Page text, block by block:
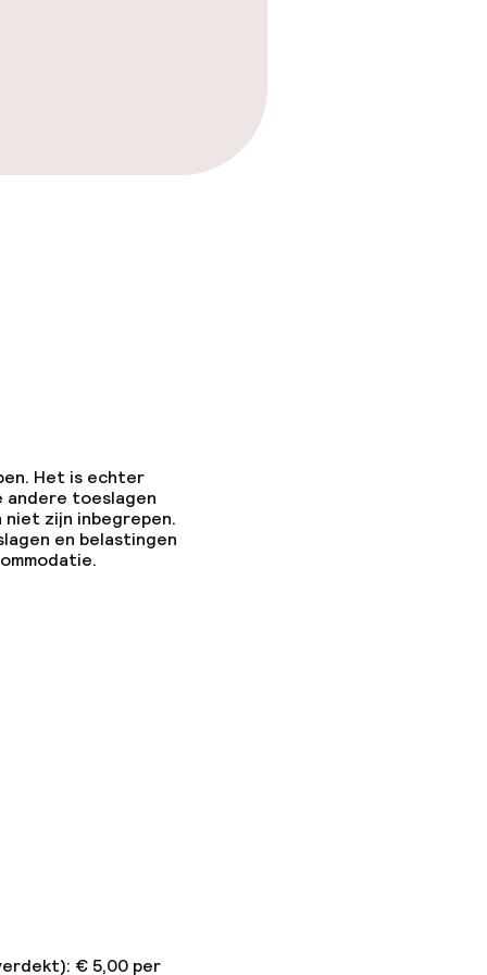
Het is echter
andere toeslagen
zijn inbegrepen.
en belastingen
€ 5,00 per